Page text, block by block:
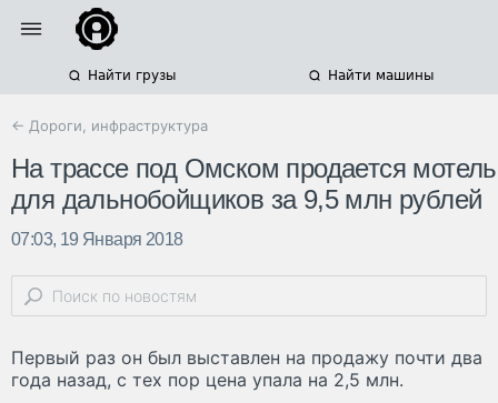
Найти грузы Найти машины
← Дороги, инфраструктура
На трассе под Омском продается мотель
для дальнобойщиков за 9,5 млн рублей
07:03, 19 Января 2018
Первый раз он был выставлен на продажу почти два
года назад, с тех пор цена упала на 2,5 млн.